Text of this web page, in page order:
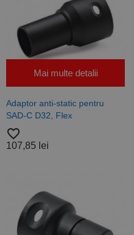
Mai multe detalii
Adaptor anti-static pentru
SAD-C D32, Flex
favorite_border
107,85 lei